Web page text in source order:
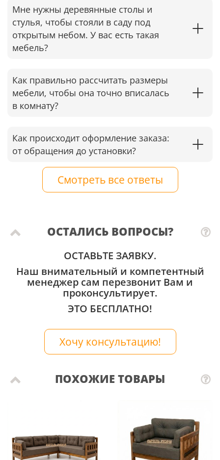
Мне нужны деревянные столы и
стулья, чтобы стояли в саду под
открытым небом. У вас есть такая
мебель?
Как правильно рассчитать размеры
мебели, чтобы она точно вписалась
в комнату?
Как происходит оформление заказа:
от обращения до установки?
Смотреть все ответы
ОСТАЛИСЬ ВОПРОСЫ?
ОСТАВЬТЕ ЗАЯВКУ.
Наш внимательный и компетентный
менеджер сам перезвонит Вам и
проконсультирует.
ЭТО БЕСПЛАТНО!
Хочу консультацию!
ПОХОЖИЕ ТОВАРЫ